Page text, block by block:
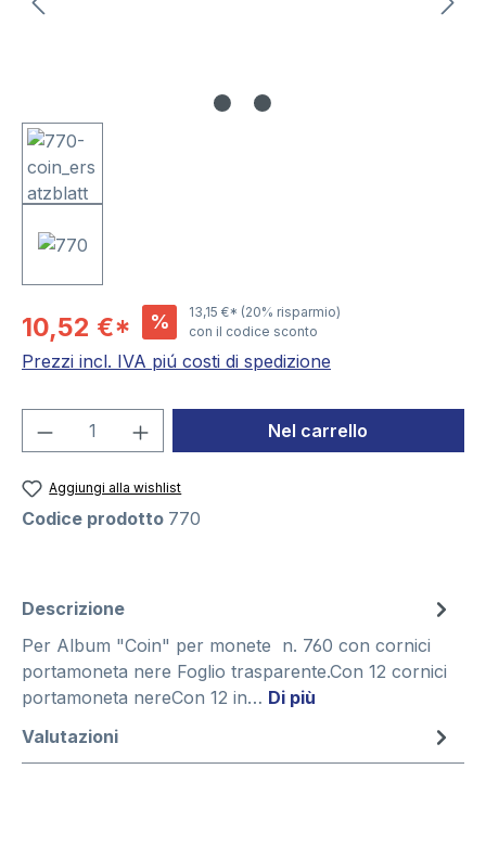
10,52 €* % 13,15 €* (20% risparmio)
con il codice sconto
Prezzi incl. IVA piú costi di spedizione
Quantità del prodotto: inserisci la
Nel carrello
Aggiungi alla wishlist
Codice prodotto 770
Descrizione
Per Album "Coin" per monete n. 760 con cornici
portamoneta nere Foglio trasparente.Con 12 cornici
portamoneta nereCon 12 in… Di più
Valutazioni